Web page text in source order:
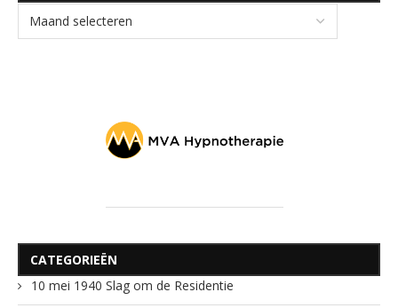
CATEGORIEËN
10 mei 1940 Slag om de Residentie